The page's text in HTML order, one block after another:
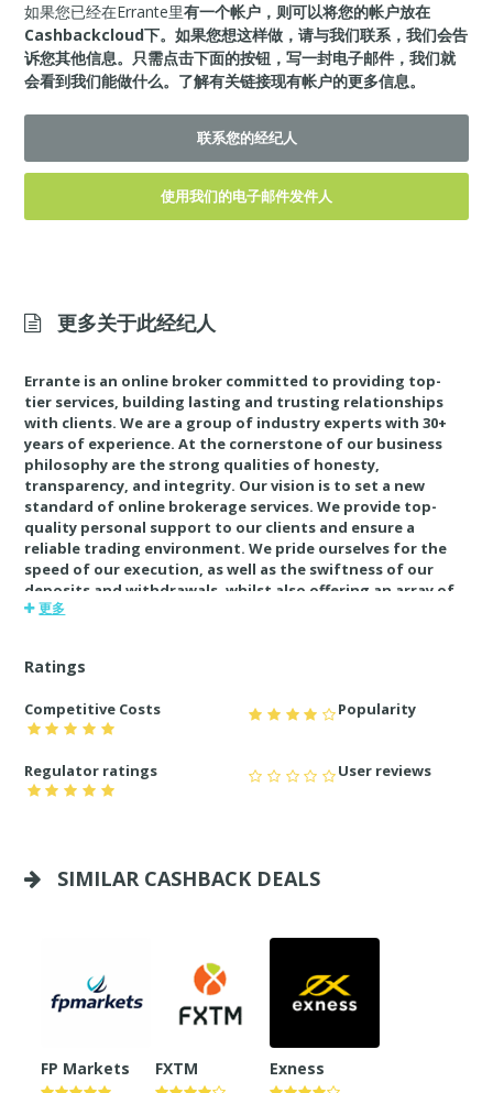
如果您已经在Errante里有一个帐户，则可以将您的帐户放在
Cashbackcloud下。如果您想这样做，请与我们联系，我们会告
诉您其他信息。只需点击下面的按钮，写一封电子邮件，我们就
会看到我们能做什么。 了解有关链接现有帐户的更多信息。
联系您的经纪人
使用我们的电子邮件发件人
更多关于此经纪人
Errante is an online broker committed to providing top-
tier services, building lasting and trusting relationships
with clients. We are a group of industry experts with 30+
years of experience. At the cornerstone of our business
philosophy are the strong qualities of honesty,
transparency, and integrity. Our vision is to set a new
standard of online brokerage services. We provide top-
quality personal support to our clients and ensure a
reliable trading environment. We pride ourselves for the
speed of our execution, as well as the swiftness of our
deposits and withdrawals, whilst also offering an array of
different methods for clients to deposit and withdraw. We
and Commonwealth Bank of Australia. Clients' funds are
更多
Ratings
Competitive Costs Popularity
Regulator ratings User reviews
SIMILAR CASHBACK DEALS
FP Markets FXTM Exness